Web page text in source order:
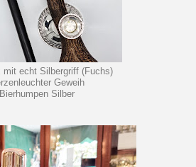
mit echt Silbergriff (Fuchs)
Geweih
Bierhumpen Silber